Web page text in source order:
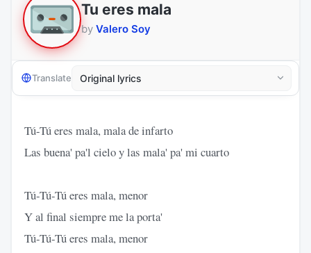
Tu eres mala
by Valero Soy
Translate
Tú-Tú eres mala, mala de infarto
Las buena' pa'l cielo y las mala' pa' mi cuarto
Tú-Tú-Tú eres mala, menor
Y al final siempre me la porta'
Tú-Tú-Tú eres mala, menor